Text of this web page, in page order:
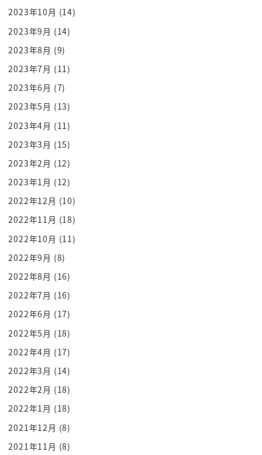
青いのつまりこの作者も青い空だとは定義してない
んですつまり虎だと思ってるの
こいつだけなんですよ
そうですけどね青い虎っていうふうに対するはある
けれども
青いのがやってきましたつまり定義はないん
これだけ映ってたら読者も何かを奪う
それでしてあなただれ音を取らだよ
しな島ないよに
青いのに周囲の定義が自分の存在をぐらつかせてく
るわけですな
違う俺ダメなこうなるわけですよね
これはねめちゃくちゃ分かります皆さんもお前は何
者だって言われて俺はこうだと思っ
てるって表明したときに血が来ないって言われたこ
とありませんそうですよねー
俺はさあロックミュージシャンなんだよバイトが中
心なのにみたいねバイトしてるん m
メインの収入バイト何よ俺ロックミュージシャンな
んだよ
バイト作っていうのね言いたいないやそうだよ
バンドメンバー以内のみ未たこれから見つけるんだ
解散して今解散してメンバーいないだけなんだよ
俺はロックバンドん
ギタリストアンだろうみたいなそういう時ってある
じゃないですか
2023年10月 (14)
2023年9月 (14)
2023年8月 (9)
2023年7月 (11)
2023年6月 (7)
2023年5月 (13)
2023年4月 (11)
2023年3月 (15)
2023年2月 (12)
2023年1月 (12)
2022年12月 (10)
2022年11月 (18)
2022年10月 (11)
2022年9月 (8)
2022年8月 (16)
2022年7月 (16)
2022年6月 (17)
2022年5月 (18)
2022年4月 (17)
2022年3月 (14)
2022年2月 (18)
2022年1月 (18)
2021年12月 (8)
2021年11月 (8)